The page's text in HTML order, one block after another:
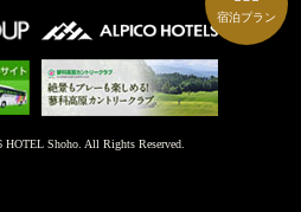
宿泊プラン
Shoho. All Rights Reserved.